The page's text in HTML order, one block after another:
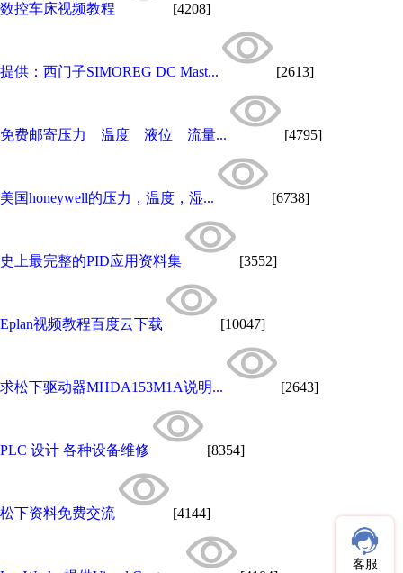
数控车床视频教程 [4208]
提供：西门子SIMOREG DC Mast... [2613]
免费邮寄压力 温度 液位 流量... [4795]
美国honeywell的压力，温度，湿... [6738]
史上最完整的PID应用资料集 [3552]
Eplan视频教程百度云下载 [10047]
求松下驱动器MHDA153M1A说明... [2643]
PLC 设计 各种设备维修 [8354]
松下资料免费交流 [4144]
客服